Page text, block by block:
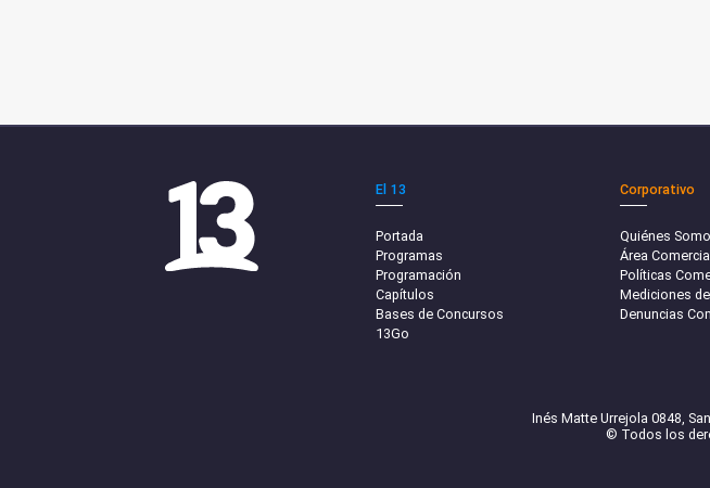
El 13
Portada
Programas
Programación
Capítulos
Bases de Concursos
13Go
Corporativo
Quiénes
Área
Políticas
Mediciones
Denuncias
Inés Matte Urrejola 0848,
© Todos los